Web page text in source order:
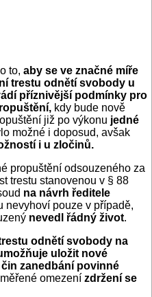
to, aby se ve značné míře
trestu odnětí svobody u
příznivější podmínky pro
kdy bude nově
již po výkonu jedné
možné i doposud, avšak
i u zločinů.
propuštění odsouzeného za
trestu stanovenou v § 88
na návrh ředitele
nevyhoví pouze v případě,
nevedl řádný život.
odnětí svobody na
uložit nové
zanedbání povinné
omezení zdržení se